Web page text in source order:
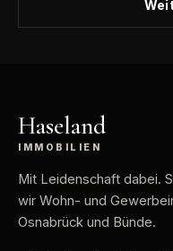
Haseland
IMMOBILIEN
Mit Leidenschaft dabei.
wir Wohn- und
Osnabrück und Bünde.